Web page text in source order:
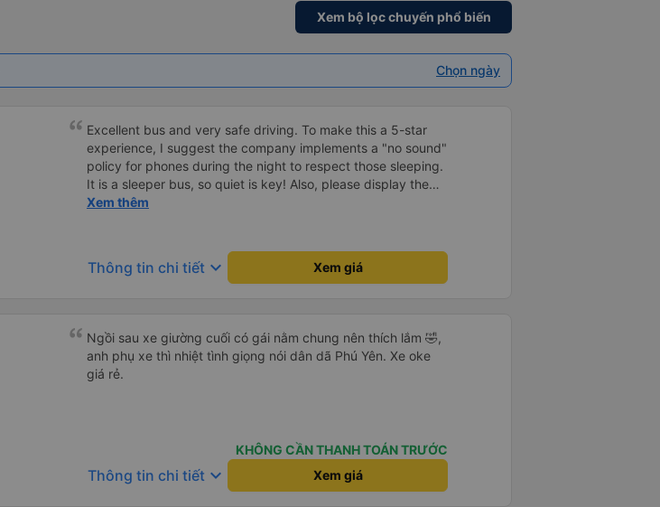
Xem bộ lọc chuyến phổ biến
Chọn ngày
Excellent bus and very safe driving. To make this a 5-star
experience, I suggest the company implements a "no sound"
policy for phones during the night to respect those sleeping.
It is a sleeper bus, so quiet is key! Also, please display the
Wi-Fi password clearly inside the cabin for convenience. I
hơn, tôi góp ý nhà xe nên có quy định rõ ràng về việc giữ im
lặng (tắt âm thanh điện thoại) vào ban đêm để tránh làm
Tôi vẫn sẽ tiếp tục ủng hộ nhà xe trong tương lai!
Xem thêm
Thông tin chi tiết keyboard_arrow_down Xem giá
Ngồi sau xe giường cuối có gái nằm chung nên thích lắm 🤣,
anh phụ xe thì nhiệt tình giọng nói dân dã Phú Yên. Xe oke
giá rẻ.
KHÔNG CẦN THANH TOÁN TRƯỚC
Thông tin chi tiết keyboard_arrow_down Xem giá